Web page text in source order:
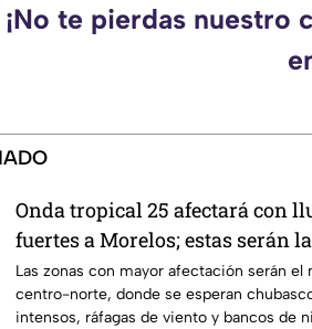
¡No te pierdas nuestro
Onda tropical 25 afectará con
fuertes a Morelos; estas serán
y horas exactas
Las zonas con mayor afectación serán el
centro-norte, donde se esperan
intensos, ráfagas de viento y bancos de